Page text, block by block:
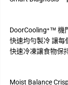
DoorCooling⁺™ 機
快速均勻製冷 讓每
快速冷凍讓食物保
Moist Balance